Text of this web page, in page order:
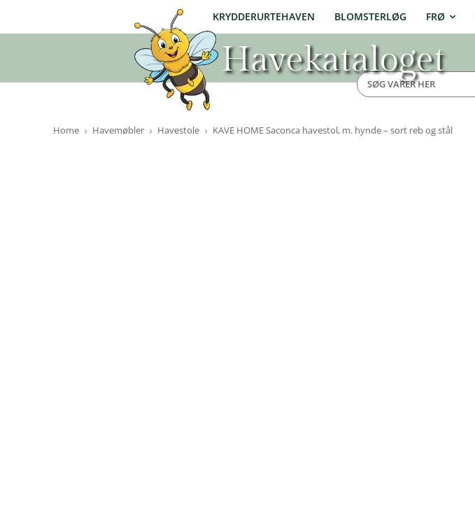
KRYDDERURTEHAVEN BLOMSTERLØG FRØ
Havekataloget
Home Havemøbler Havestole KAVE HOME Saconca havestol, m. hynde – sort reb og stål